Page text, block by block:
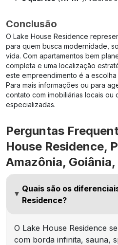
Conclusão
O Lake House Residence
para quem busca modernidade,
vida. Com apartamentos bem
completa e uma localização
este empreendimento é a
Para mais informações ou para
contato com imobiliárias locais ou
especializadas.
Perguntas
House Residence,
Amazônia, Goiânia,
Quais são os
Residence?
O Lake House Residence
com borda infinita, sauna,